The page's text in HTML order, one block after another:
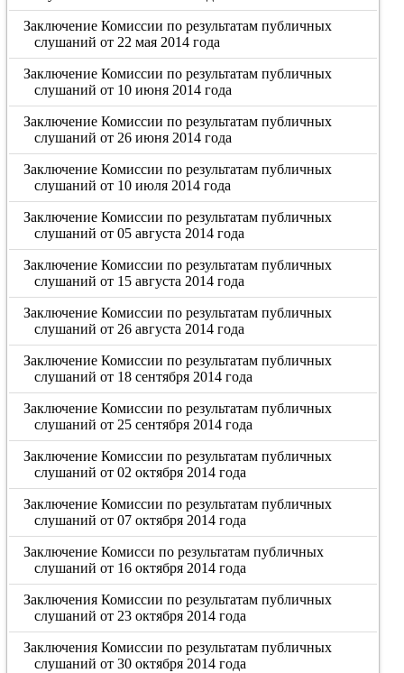
Заключение Комиссии по результатам публичных
слушаний от 22 мая 2014 года
Заключение Комиссии по результатам публичных
слушаний от 10 июня 2014 года
Заключение Комиссии по результатам публичных
слушаний от 26 июня 2014 года
Заключение Комиссии по результатам публичных
слушаний от 10 июля 2014 года
Заключение Комиссии по результатам публичных
слушаний от 05 августа 2014 года
Заключение Комиссии по результатам публичных
слушаний от 15 августа 2014 года
Заключение Комиссии по результатам публичных
слушаний от 26 августа 2014 года
Заключение Комиссии по результатам публичных
слушаний от 18 сентября 2014 года
Заключение Комиссии по результатам публичных
слушаний от 25 сентября 2014 года
Заключение Комиссии по результатам публичных
слушаний от 02 октября 2014 года
Заключение Комиссии по результатам публичных
слушаний от 07 октября 2014 года
Заключение Комисси по результатам публичных
слушаний от 16 октября 2014 года
Заключения Комиссии по результатам публичных
слушаний от 23 октября 2014 года
Заключения Комиссии по результатам публичных
слушаний от 30 октября 2014 года